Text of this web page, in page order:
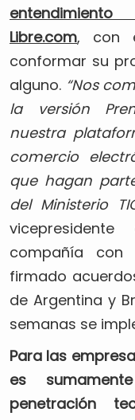
Libre.com, con
conformar su
alguno. “Nos
la versión
nuestra
comercio
que hagan
del Ministerio
compañía con
firmado
de Argentina y
semanas se
Para las
es
penetración